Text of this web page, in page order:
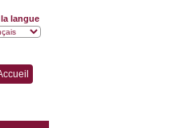
langue